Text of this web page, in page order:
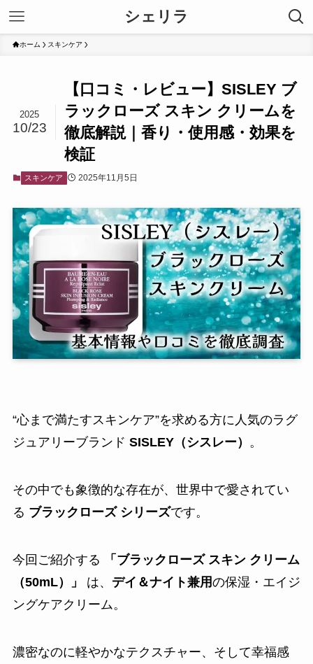
シェリラ
ホーム スキンケア
【口コミ・レビュー】SISLEY ブ
ラックローズ スキン クリームを
徹底解説｜香り・使用感・効果を
検証
2025
10/23
スキンケア 2025年11月5日
“心まで満たすスキンケア”を求める方に人気のラグ
ジュアリーブランド SISLEY（シスレー） 。
その中でも象徴的な存在が、世界中で愛されてい
る ブラックローズ シリーズです。
今回ご紹介する
「ブラックローズ スキン クリーム
（50mL）」
は、 デイ＆ナイト兼用の保湿・エイジ
ングケアクリーム。
濃密なのに軽やかなテクスチャー、そして幸福感